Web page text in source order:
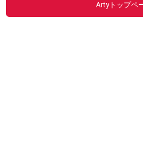
Artyトップペ